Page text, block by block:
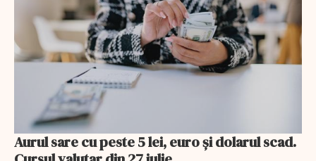
Aurul sare cu peste 5 lei, euro și dolarul scad.